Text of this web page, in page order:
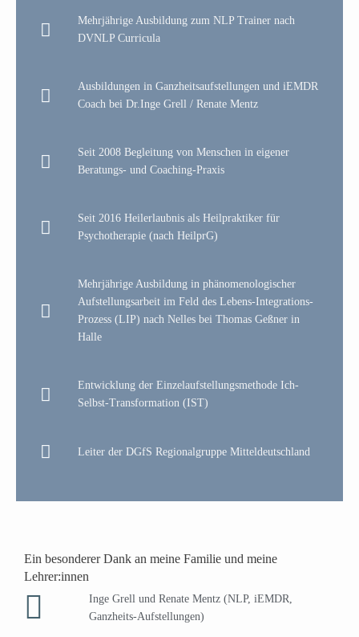
Mehrjährige Ausbildung zum NLP Trainer nach
DVNLP Curricula
Ausbildungen in Ganzheitsaufstellungen und iEMDR
Coach bei Dr.Inge Grell / Renate Mentz
Seit 2008 Begleitung von Menschen in eigener
Beratungs- und Coaching-Praxis
Seit 2016 Heilerlaubnis als Heilpraktiker für
Psychotherapie (nach HeilprG)
Mehrjährige Ausbildung in phänomenologischer
Aufstellungsarbeit im Feld des Lebens-Integrations-
Prozess (LIP) nach Nelles bei Thomas Geßner in
Halle
Entwicklung der Einzelaufstellungsmethode Ich-
Selbst-Transformation (IST)
Leiter der DGfS Regionalgruppe Mitteldeutschland
Ein besonderer Dank an meine Familie und meine
Lehrer:innen
Inge Grell und Renate Mentz (NLP, iEMDR,
Ganzheits-Aufstellungen)